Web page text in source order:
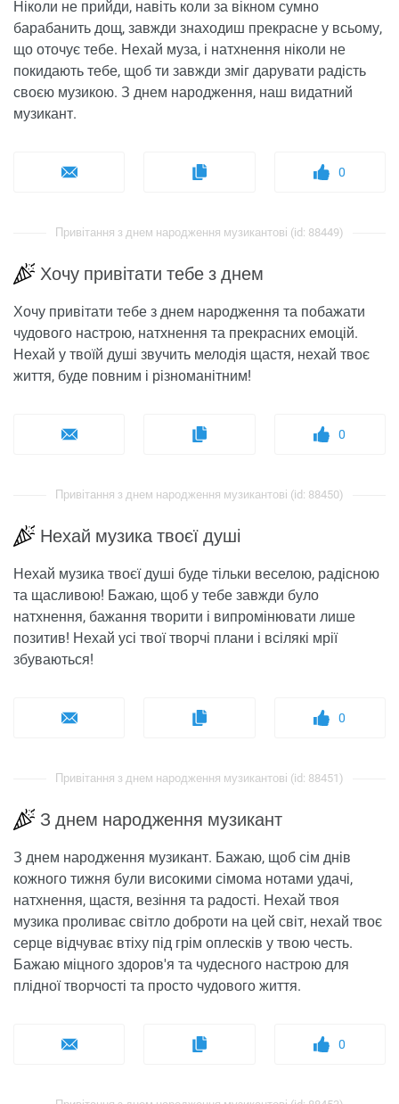
Ніколи не прийди, навіть коли за вікном сумно
барабанить дощ, завжди знаходиш прекрасне у всьому,
що оточує тебе. Нехай муза, і натхнення ніколи не
покидають тебе, щоб ти завжди зміг дарувати радість
своєю музикою. З днем ​​народження, наш видатний
музикант.
0
Привітання з днем ​​народження музикантові (id: 88449)
Хочу привітати тебе з днем
Хочу привітати тебе з днем народження та побажати
чудового настрою, натхнення та прекрасних емоцій.
Нехай у твоїй душі звучить мелодія щастя, нехай твоє
життя, буде повним і різноманітним!
0
Привітання з днем ​​народження музикантові (id: 88450)
Нехай музика твоєї душі
Нехай музика твоєї душі буде тільки веселою, радісною
та щасливою! Бажаю, щоб у тебе завжди було
натхнення, бажання творити і випромінювати лише
позитив! Нехай усі твої творчі плани і всілякі мрії
збуваються!
0
Привітання з днем ​​народження музикантові (id: 88451)
З днем ​​народження музикант
З днем ​​народження музикант. Бажаю, щоб сім днів
кожного тижня були високими сімома нотами удачі,
натхнення, щастя, везіння та радості. Нехай твоя
музика проливає світло доброти на цей світ, нехай твоє
серце відчуває втіху під грім оплесків у твою честь.
Бажаю міцного здоров'я та чудесного настрою для
плідної творчості та просто чудового життя.
0